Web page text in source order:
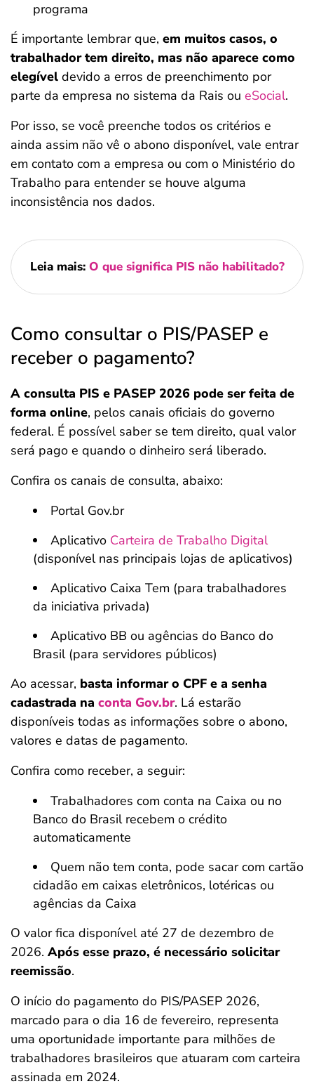
programa
É importante lembrar que, em muitos casos, o
trabalhador tem direito, mas não aparece como
elegível devido a erros de preenchimento por
parte da empresa no sistema da Rais ou eSocial.
Por isso, se você preenche todos os critérios e
ainda assim não vê o abono disponível, vale entrar
em contato com a empresa ou com o Ministério do
Trabalho para entender se houve alguma
inconsistência nos dados.
Leia mais: O que significa PIS não habilitado?
Como consultar o PIS/PASEP e
receber o pagamento?
A consulta PIS e PASEP 2026 pode ser feita de
forma online, pelos canais oficiais do governo
federal. É possível saber se tem direito, qual valor
será pago e quando o dinheiro será liberado.
Confira os canais de consulta, abaixo:
Portal Gov.br
Aplicativo Carteira de Trabalho Digital
(disponível nas principais lojas de aplicativos)
Aplicativo Caixa Tem (para trabalhadores
da iniciativa privada)
Aplicativo BB ou agências do Banco do
Brasil (para servidores públicos)
Ao acessar, basta informar o CPF e a senha
cadastrada na conta Gov.br. Lá estarão
disponíveis todas as informações sobre o abono,
valores e datas de pagamento.
Confira como receber, a seguir:
Trabalhadores com conta na Caixa ou no
Banco do Brasil recebem o crédito
automaticamente
Quem não tem conta, pode sacar com cartão
cidadão em caixas eletrônicos, lotéricas ou
agências da Caixa
O valor fica disponível até 27 de dezembro de
2026. Após esse prazo, é necessário solicitar
reemissão.
O início do pagamento do PIS/PASEP 2026,
marcado para o dia 16 de fevereiro, representa
uma oportunidade importante para milhões de
trabalhadores brasileiros que atuaram com carteira
assinada em 2024.